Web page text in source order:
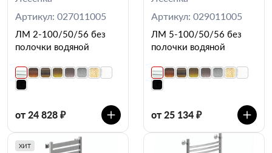
Артикул: 027011005
ЛМ 2-100/50/56 без
полочки водяной
от 24 828 ₽
Артикул: 029011005
ЛМ 5-100/50/56 без
полочки водяной
от 25 134 ₽
ХИТ